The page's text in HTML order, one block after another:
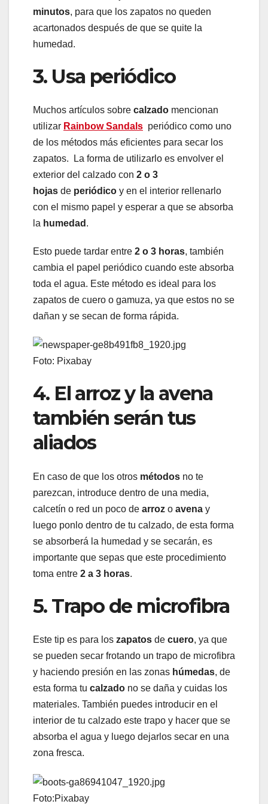
minutos, para que los zapatos no queden
acartonados después de que se quite la
humedad.
3. Usa periódico
Muchos artículos sobre calzado mencionan
utilizar Rainbow Sandals periódico como uno
de los métodos más eficientes para secar los
zapatos. La forma de utilizarlo es envolver el
exterior del calzado con 2 o 3
hojas de periódico y en el interior rellenarlo
con el mismo papel y esperar a que se absorba
la humedad .
Esto puede tardar entre 2 o 3 horas, también
cambia el papel periódico cuando este absorba
toda el agua. Este método es ideal para los
zapatos de cuero o gamuza, ya que estos no se
dañan y se secan de forma rápida.
Foto: Pixabay
4. El arroz y la avena
también serán tus
aliados
En caso de que los otros métodos no te
parezcan, introduce dentro de una media,
calcetín o red un poco de arroz o avena y
luego ponlo dentro de tu calzado, de esta forma
se absorberá la humedad y se secarán, es
importante que sepas que este procedimiento
toma entre 2 a 3 horas.
5. Trapo de microfibra
Este tip es para los zapatos de cuero, ya que
se pueden secar frotando un trapo de microfibra
y haciendo presión en las zonas húmedas, de
esta forma tu calzado no se daña y cuidas los
materiales. También puedes introducir en el
interior de tu calzado este trapo y hacer que se
absorba el agua y luego dejarlos secar en una
zona fresca.
Foto:Pixabay